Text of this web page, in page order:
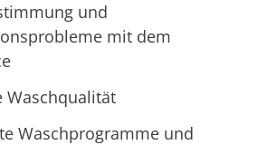
und
mit dem
Waschqualität
Waschprogramme und